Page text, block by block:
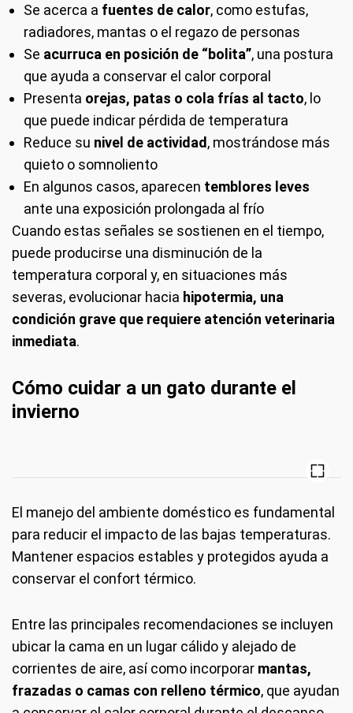
Se acerca a fuentes de calor, como estufas,
radiadores, mantas o el regazo de personas
Se acurruca en posición de “bolita”, una postura
que ayuda a conservar el calor corporal
Presenta orejas, patas o cola frías al tacto, lo
que puede indicar pérdida de temperatura
Reduce su nivel de actividad, mostrándose más
quieto o somnoliento
En algunos casos, aparecen temblores leves
ante una exposición prolongada al frío
Cuando estas señales se sostienen en el tiempo,
puede producirse una disminución de la
temperatura corporal y, en situaciones más
severas, evolucionar hacia hipotermia, una
condición grave que requiere atención veterinaria
inmediata.
Cómo cuidar a un gato durante el
invierno
El manejo del ambiente doméstico es fundamental
para reducir el impacto de las bajas temperaturas.
Mantener espacios estables y protegidos ayuda a
conservar el confort térmico.
Entre las principales recomendaciones se incluyen
ubicar la cama en un lugar cálido y alejado de
corrientes de aire, así como incorporar mantas,
frazadas o camas con relleno térmico, que ayudan